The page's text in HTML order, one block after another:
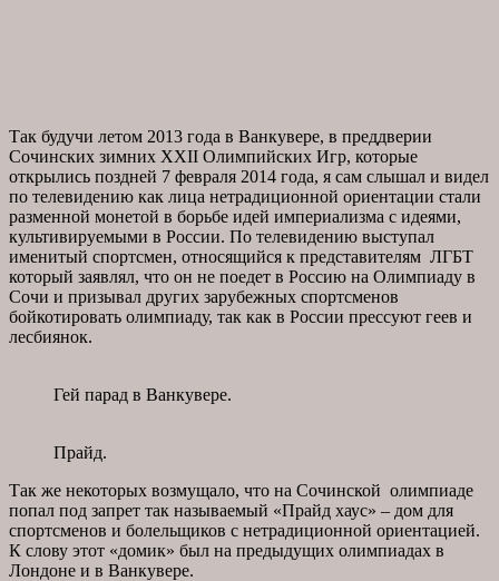
Так будучи летом 2013 года в Ванкувере, в преддверии
Сочинских зимних XXII Олимпийских Игр, которые
открылись поздней 7 февраля 2014 года, я сам слышал и видел
по телевидению как лица нетрадиционной ориентации стали
разменной монетой в борьбе идей империализма с идеями,
культивируемыми в России. По телевидению выступал
именитый спортсмен, относящийся к представителям ЛГБТ
который заявлял, что он не поедет в Россию на Олимпиаду в
Сочи и призывал других зарубежных спортсменов
бойкотировать олимпиаду, так как в России прессуют геев и
лесбиянок.
Гей парад в Ванкувере.
Прайд.
Так же некоторых возмущало, что на Сочинской олимпиаде
попал под запрет так называемый «Прайд хаус» – дом для
спортсменов и болельщиков с нетрадиционной ориентацией.
К слову этот «домик» был на предыдущих олимпиадах в
Лондоне и в Ванкувере.